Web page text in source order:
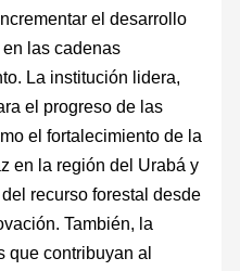
el desarrollo
las cadenas
La institución lidera,
el progreso de las
el fortalecimiento de la
en la región del Urabá y
recurso forestal desde
También, la
que contribuyan al